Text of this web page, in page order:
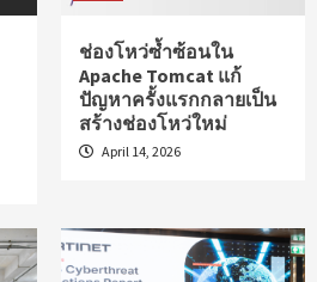
ช่องโหว่ซ้ำซ้อนใน
Apache Tomcat แก้
ปัญหาครั้งแรกกลายเป็น
สร้างช่องโหว่ใหม่
April 14, 2026